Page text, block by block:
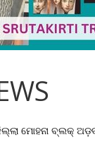
ମୋହନା ବ୍ଲକ୍‌